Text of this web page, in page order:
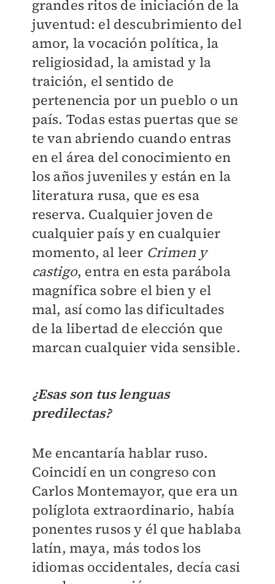
grandes ritos de iniciación de la
juventud: el descubrimiento del
amor, la vocación política, la
religiosidad, la amistad y la
traición, el sentido de
pertenencia por un pueblo o un
país. Todas estas puertas que se
te van abriendo cuando entras
en el área del conocimiento en
los años juveniles y están en la
literatura rusa, que es esa
reserva. Cualquier joven de
cualquier país y en cualquier
momento, al leer Crimen y
castigo, entra en esta parábola
magnífica sobre el bien y el
mal, así como las dificultades
de la libertad de elección que
marcan cualquier vida sensible.
¿Esas son tus lenguas
predilectas?
Me encantaría hablar ruso.
Coincidí en un congreso con
Carlos Montemayor, que era un
políglota extraordinario, había
ponentes rusos y él que hablaba
latín, maya, más todos los
idiomas occidentales, decía casi